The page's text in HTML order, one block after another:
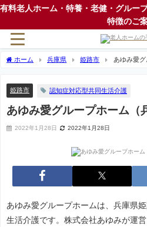
有料老人ホーム・特養・老健・グルー
特徴のご
ホーム 兵庫県 姫路市 あゆみ愛グ
姫路市 認知症対応型共同生活介護
あゆみ愛グループホーム（
2022年1月28日 2022年1月28日
あゆみ愛グループホームは、兵庫県
生活介護です。株式会社あゆみが運